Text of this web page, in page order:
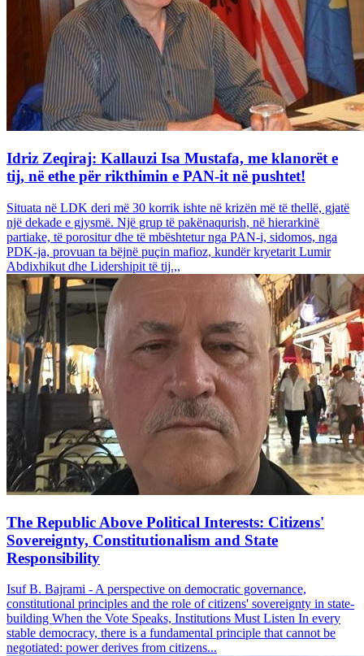
Idriz Zeqiraj: Kallauzi Isa Mustafa, me klanorët e
tij, në ethe për rikthimin e PAN-it në pushtet!
Situata në LDK deri më 30 korrik ishte në krizën më të thellë, gjatë
një dekade e gjysmë. Një grup të pakënaqurish, në hierarkinë
partiake, të porositur dhe të mbështetur nga PAN-i, sidomos, nga
PDK-ja, provuan ta bëjnë puçin mafioz, kundër kryetarit Lumir
Abdixhikut dhe Lidershipit të tij.,,
The Republic Above Political Interests: Citizens'
Sovereignty, Constitutionalism and State
Responsibility
Isuf B. Bajrami - A perspective on democratic governance,
constitutional principles and the role of citizens' sovereignty in state-
building When the Vote Speaks, Institutions Must Listen In every
stable democracy, there is a fundamental principle that cannot be
negotiated: power derives from citizens...